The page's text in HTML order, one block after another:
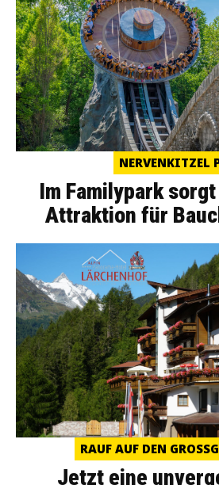
NERVENKITZEL
Im Familypark
Attraktion für
RAUF AUF DEN
Jetzt eine